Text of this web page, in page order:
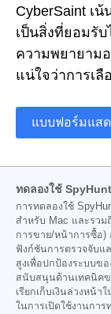
CyberSaint เ
เป็นสิ่งที่ยอมรั
ความพยายาม
แน่ใจว่าการเ
แบบฟอร์มแส
ทดลองใช้
การทดลองใช้
สำหรับ Mac และรวม
การขาย/หน้าการซื้อ)
ฟังก์ชันการตรวจจับแ
สูงเพื่อปกป้องระบบข
สนับสนุนด้านเทคนิคข
เรียกเก็บเงินล่วงหน้
ในการเปิดใช้งานกา